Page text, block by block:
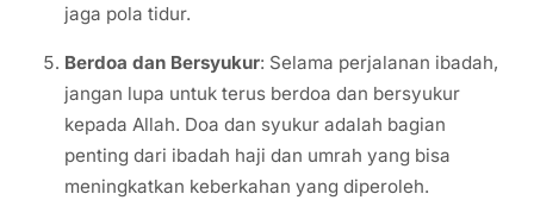
jaga pola tidur.
Berdoa dan Bersyukur: Selama perjalanan ibadah,
jangan lupa untuk terus berdoa dan bersyukur
kepada Allah. Doa dan syukur adalah bagian
penting dari ibadah haji dan umrah yang bisa
meningkatkan keberkahan yang diperoleh.